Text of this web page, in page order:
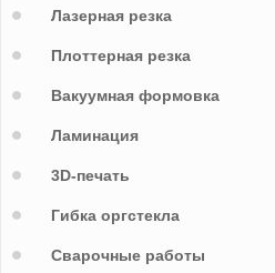
Лазерная резка
Плоттерная резка
Вакуумная формовка
Ламинация
3D-печать
Гибка оргстекла
Сварочные работы